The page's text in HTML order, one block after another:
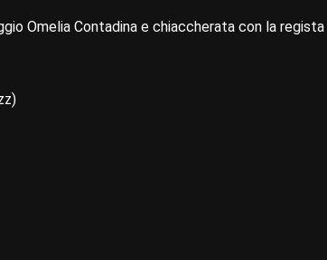
Omelia Contadina e chiaccherata con la regista